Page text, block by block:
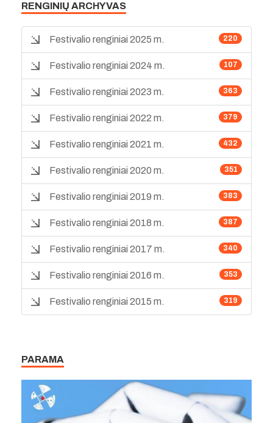
RENGINIŲ ARCHYVAS
220
Festivalio renginiai 2025 m.
107
Festivalio renginiai 2024 m.
363
Festivalio renginiai 2023 m.
379
Festivalio renginiai 2022 m.
432
Festivalio renginiai 2021 m.
351
Festivalio renginiai 2020 m.
383
Festivalio renginiai 2019 m.
387
Festivalio renginiai 2018 m.
340
Festivalio renginiai 2017 m.
353
Festivalio renginiai 2016 m.
319
Festivalio renginiai 2015 m.
PARAMA